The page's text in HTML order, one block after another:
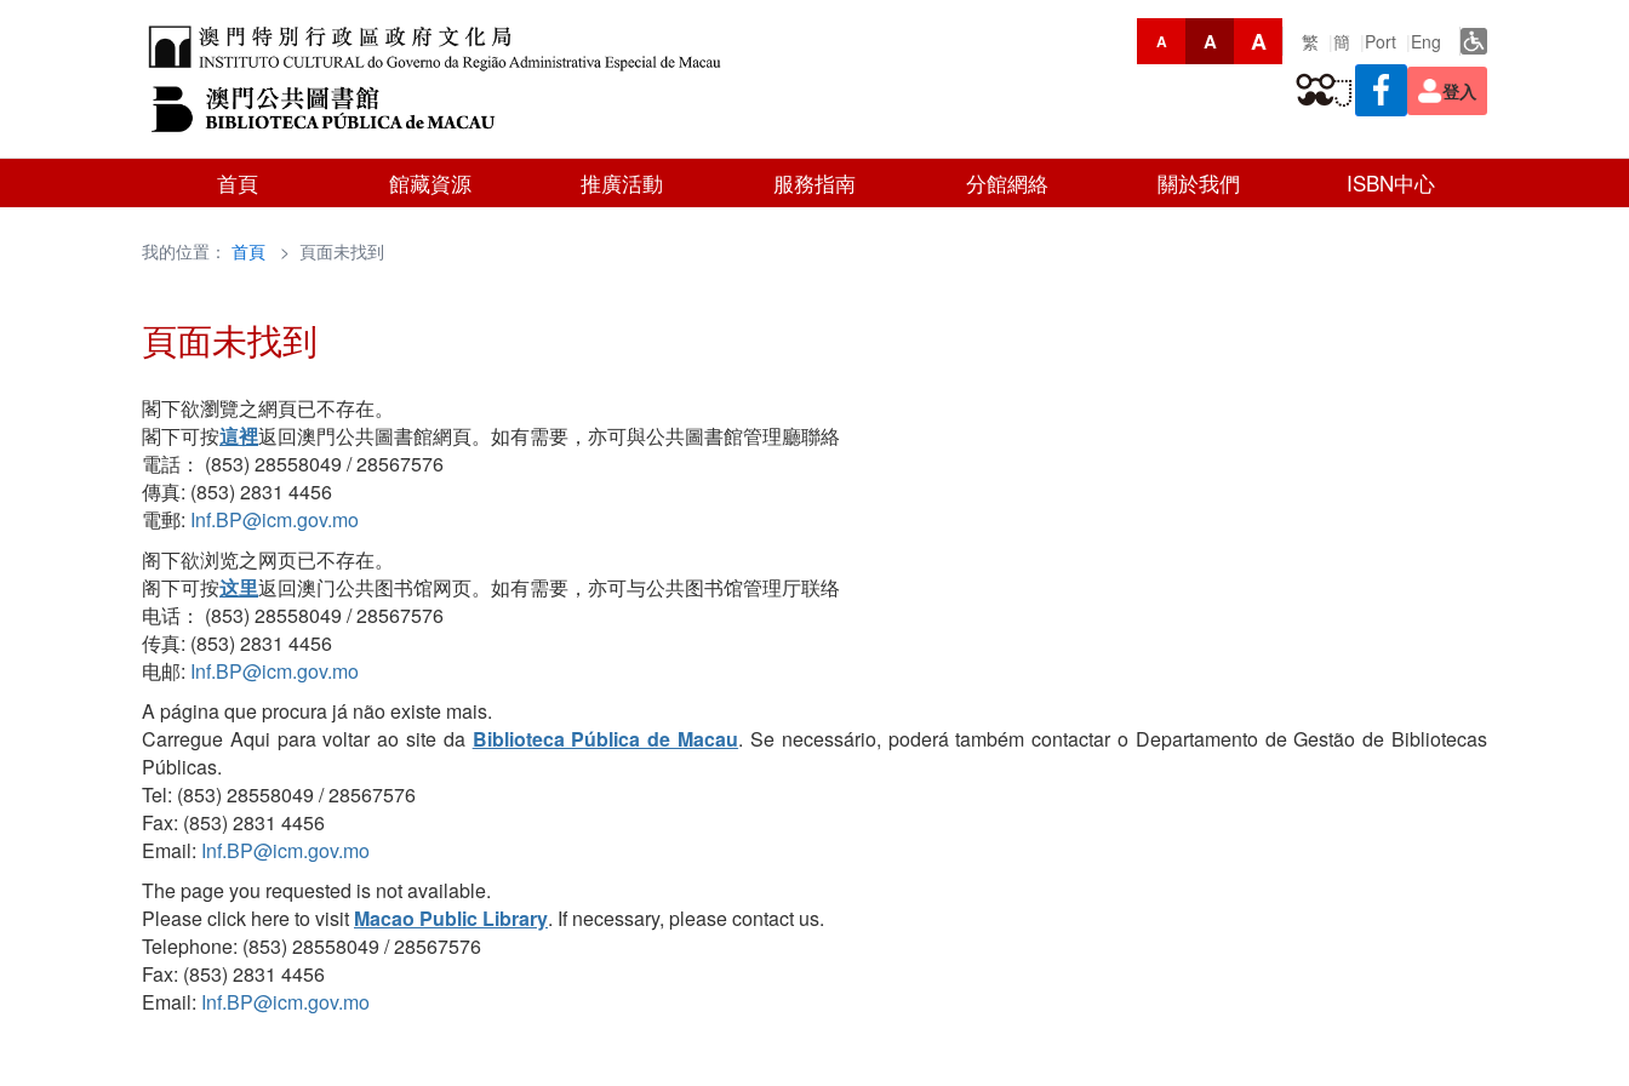
A A A 繁 簡 Port Eng
登入
首頁 館藏資源 推廣活動 服務指南 分館網絡 關於我們 ISBN中心
我的位置： 首頁 > 頁面未找到
頁面未找到
閣下欲瀏覽之網頁已不存在。
閣下可按這裡返回澳門公共圖書館網頁。如有需要，亦可與公共圖書館管理廳聯絡
電話： (853) 28558049 / 28567576
傳真: (853) 2831 4456
電郵: Inf.BP@icm.gov.mo
阁下欲浏览之网页已不存在。
阁下可按这里返回澳门公共图书馆网页。如有需要，亦可与公共图书馆管理厅联络
电话： (853) 28558049 / 28567576
传真: (853) 2831 4456
电邮: Inf.BP@icm.gov.mo
A página que procura já não existe mais.
Carregue Aqui para voltar ao site da Biblioteca Pública de Macau. Se necessário, poderá também contactar o Departamento de Gestão de Bibliotecas
Públicas.
Tel: (853) 28558049 / 28567576
Fax: (853) 2831 4456
Email: Inf.BP@icm.gov.mo
The page you requested is not available.
Please click here to visit Macao Public Library. If necessary, please contact us.
Telephone: (853) 28558049 / 28567576
Fax: (853) 2831 4456
Email: Inf.BP@icm.gov.mo